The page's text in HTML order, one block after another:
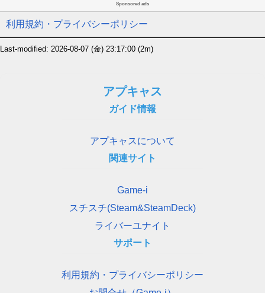
Sponsored ads
利用規約・プライバシーポリシー
Last-modified: 2026-08-07 (金) 23:17:00 (2m)
アプキャス
ガイド情報
アプキャスについて
関連サイト
Game-i
スチスチ(Steam&SteamDeck)
ライバーユナイト
サポート
利用規約・プライバシーポリシー